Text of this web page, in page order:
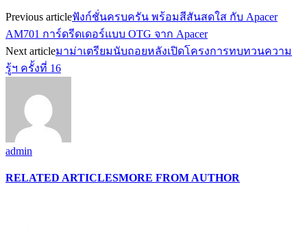
Previous articleฟังก์ชั่นครบครัน พร้อมสีสันสดใส กับ Apacer
AM701 การ์ดรีดเดอร์แบบ OTG จาก Apacer
Next articleมาม่าเตรียมนับถอยหลังเปิดโครงการทบทวนความ
รู้ฯ ครั้งที่ 16
admin
RELATED ARTICLESMORE FROM AUTHOR